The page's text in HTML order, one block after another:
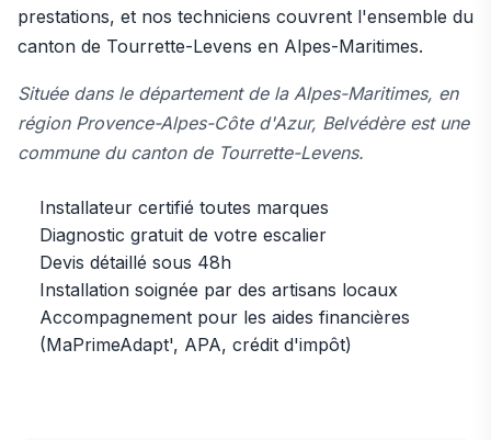
prestations, et nos techniciens couvrent l'ensemble du
canton de Tourrette-Levens en Alpes-Maritimes.
Située dans le département de la Alpes-Maritimes, en
région Provence-Alpes-Côte d'Azur, Belvédère est une
commune du canton de Tourrette-Levens.
Installateur certifié toutes marques
Diagnostic gratuit de votre escalier
Devis détaillé sous 48h
Installation soignée par des artisans locaux
Accompagnement pour les aides financières
(MaPrimeAdapt', APA, crédit d'impôt)